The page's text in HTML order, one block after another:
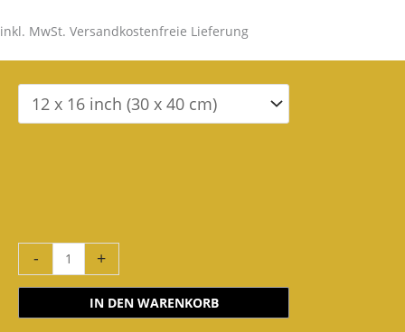
inkl. MwSt. Versandkostenfreie Lieferung
- +
IN DEN WARENKORB